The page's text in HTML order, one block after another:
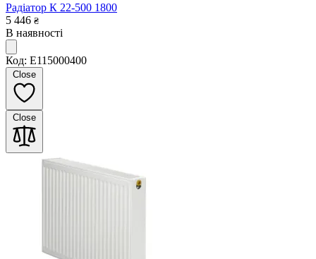
Радіатор К 22-500 1800
5 446 ₴
В наявності
Код: E115000400
Close
Close